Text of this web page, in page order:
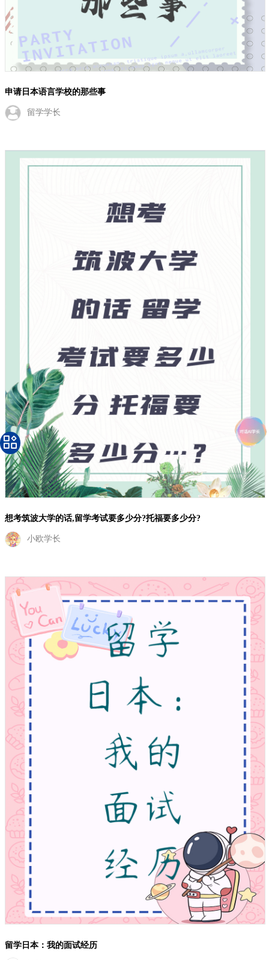
申请日本语言学校的那些事
留学学长
想考筑波大学的话,留学考试要多少分?托福要多少分?
小欧学长
留学日本：我的面试经历